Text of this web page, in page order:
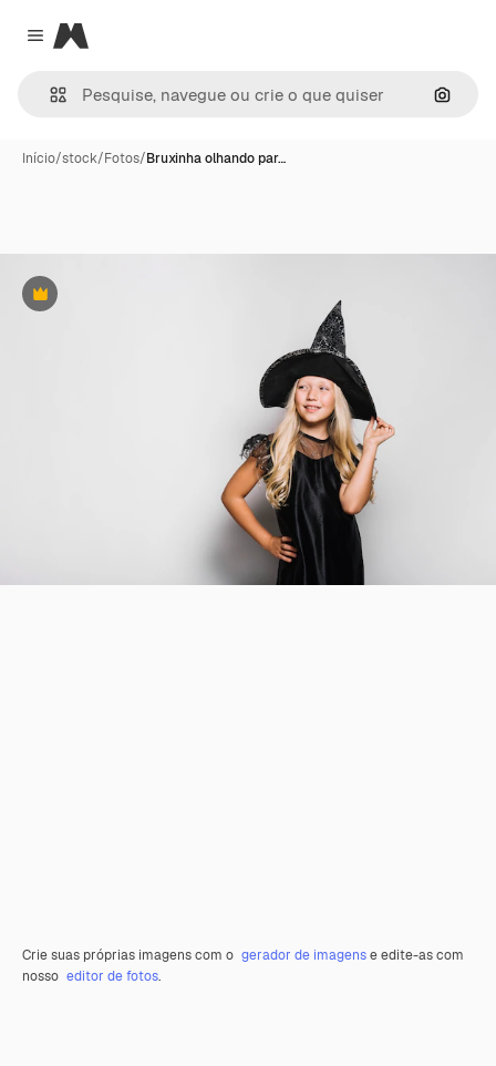
Close menu
Magnific
Início/stock/Fotos/Bruxinha olhando par…
Premium
Crie suas próprias imagens com o gerador de imagense edite-as com
nosso editor de fotos.